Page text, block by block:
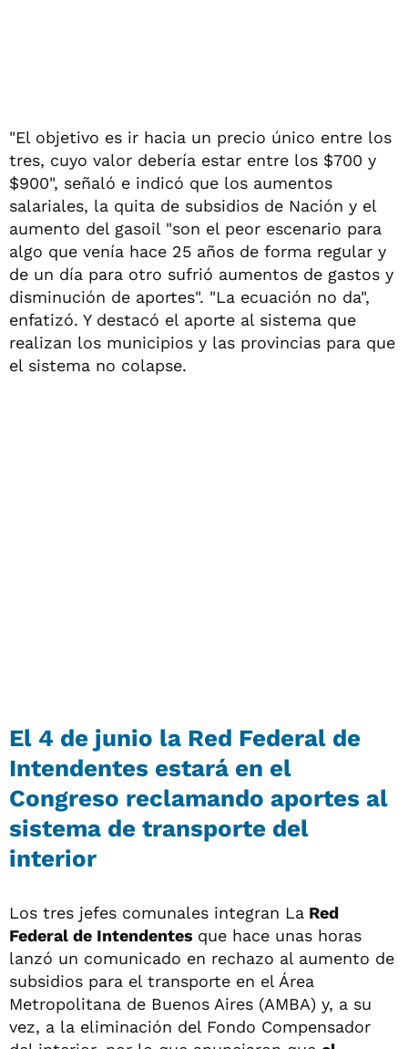
"El objetivo es ir hacia un precio único entre los
tres, cuyo valor debería estar entre los $700 y
$900", señaló e indicó que los aumentos
salariales, la quita de subsidios de Nación y el
aumento del gasoil "son el peor escenario para
algo que venía hace 25 años de forma regular y
de un día para otro sufrió aumentos de gastos y
disminución de aportes". "La ecuación no da",
enfatizó. Y destacó el aporte al sistema que
realizan los municipios y las provincias para que
el sistema no colapse.
El 4 de junio la Red Federal de
Intendentes estará en el
Congreso reclamando aportes al
sistema de transporte del
interior
Los tres jefes comunales integran La Red
Federal de Intendentes que hace unas horas
lanzó un comunicado en rechazo al aumento de
subsidios para el transporte en el Área
Metropolitana de Buenos Aires (AMBA) y, a su
vez, a la eliminación del Fondo Compensador